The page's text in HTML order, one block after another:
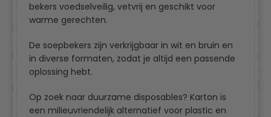
bekers voedselveilig, vetvrij en geschikt voor
warme gerechten.
De soepbekers zijn verkrijgbaar in wit en bruin en
in diverse formaten, zodat je altijd een passende
oplossing hebt.
Op zoek naar duurzame disposables? Karton is
een milieuvriendelijk alternatief voor plastic en